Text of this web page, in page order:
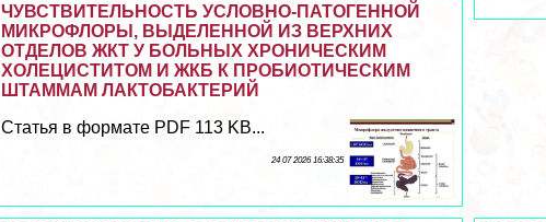
ЧУВСТВИТЕЛЬНОСТЬ УСЛОВНО-ПАТОГЕННОЙ
МИКРОФЛОРЫ, ВЫДЕЛЕННОЙ ИЗ ВЕРХНИХ
ОТДЕЛОВ ЖКТ У БОЛЬНЫХ ХРОНИЧЕСКИМ
ХОЛЕЦИСТИТОМ И ЖКБ К ПРОБИОТИЧЕСКИМ
ШТАММАМ ЛАКТОБАКТЕРИЙ
Статья в формате PDF 113 KB...
24 07 2026 16:38:35